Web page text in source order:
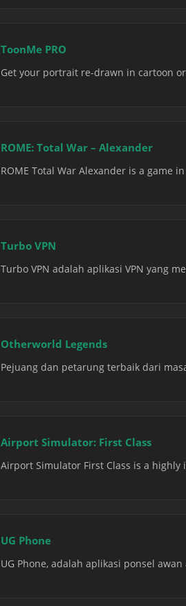
ToonMe PRO
Get your portrait re-drawn in cartoon
ROME: Total War – Alexander
ROME Total War Alexander is a game
Turbo VPN
Turbo VPN adalah aplikasi VPN yang
Otherworld Legends
Pejuang dan petarung terbaik dari
Airport Simulator: First Class
Airport Simulator First Class is a
UG Phone
UG Phone, adalah aplikasi ponsel